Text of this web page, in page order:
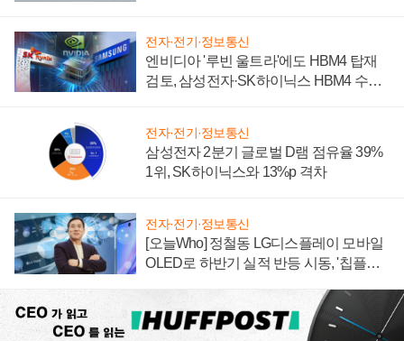
전자·전기·정보통신
엔비디아 '루빈 울트라'에도 HBM4 탑재
검토, 삼성전자·SK하이닉스 HBM4 수율
전자·전기·정보통신
삼성전자 2분기 글로벌 D램 점유율 39%
1위, SK하이닉스와 13%p 격차
전자·전기·정보통신
[오늘Who] 정철동 LG디스플레이 모바일
OLED로 하반기 실적 반등 시동, '칩플레